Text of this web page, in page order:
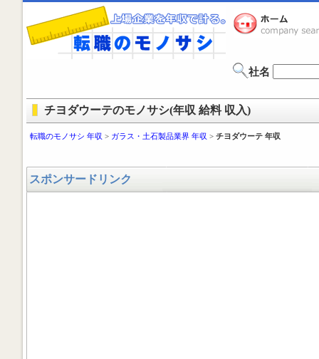
社名
チヨダウーテのモノサシ(年収 給料 収入)
転職のモノサシ 年収 > ガラス・土石製品業界 年収 > チヨダウーテ 年収
スポンサードリンク